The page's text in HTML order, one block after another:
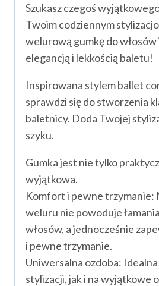
Szukasz czegoś
Twoim codziennym
welurową gumkę do
elegancją i lekkością baletu!
Inspirowana stylem ballet
sprawdzi się do stworzenia
baletnicy. Doda Twojej
szyku.
Gumka jest nie tylko
wyjątkowa.
Komfort i pewne trzymanie:
weluru nie powoduje
włosów, a jednocześnie
i pewne trzymanie.
Uniwersalna ozdoba:
stylizacji, jak i na wyjątkowe